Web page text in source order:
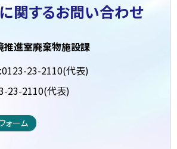
関するお問い合わせ
推進室廃棄物施設課
23-2110(代表)
23-2110(代表)
ォーム